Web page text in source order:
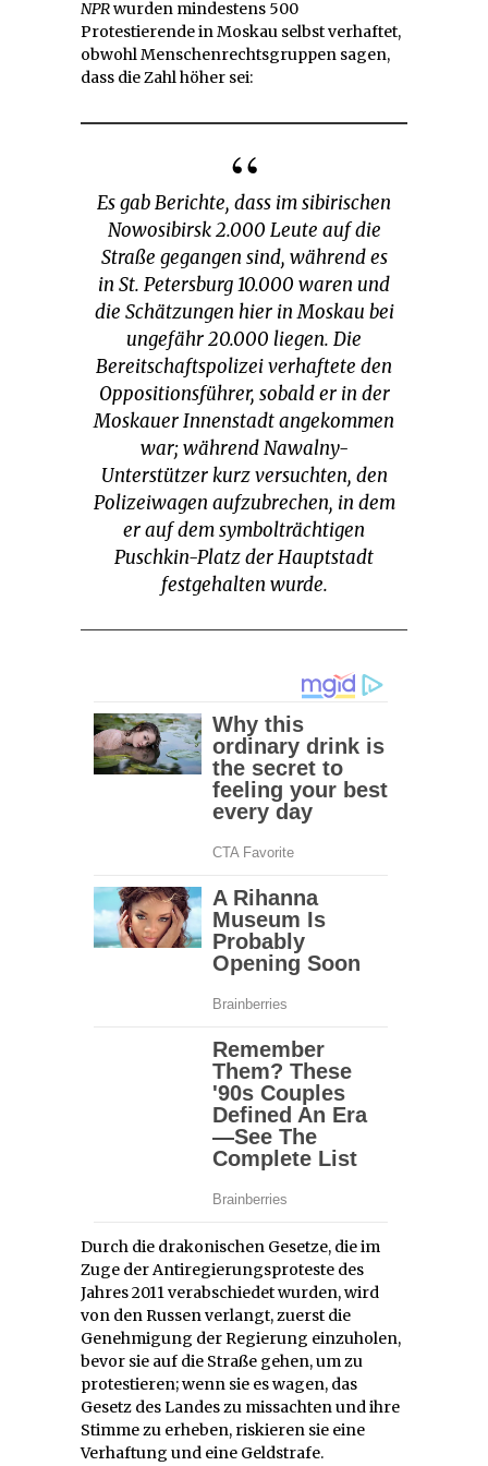
NPRwurden mindestens 500
Protestierende in Moskau selbst verhaftet,
obwohl Menschenrechtsgruppen sagen,
dass die Zahl höher sei:
Es gab Berichte, dass im sibirischen
Nowosibirsk 2.000 Leute auf die
Straße gegangen sind, während es
in St. Petersburg 10.000 waren und
die Schätzungen hier in Moskau bei
ungefähr 20.000 liegen. Die
Bereitschaftspolizei verhaftete den
Oppositionsführer, sobald er in der
Moskauer Innenstadt angekommen
war; während Nawalny-
Unterstützer kurz versuchten, den
Polizeiwagen aufzubrechen, in dem
er auf dem symbolträchtigen
Puschkin-Platz der Hauptstadt
festgehalten wurde.
Durch die drakonischen Gesetze, die im
Zuge der Antiregierungsproteste des
Jahres 2011 verabschiedet wurden, wird
von den Russen verlangt, zuerst die
Genehmigung der Regierung einzuholen,
bevor sie auf die Straße gehen, um zu
protestieren; wenn sie es wagen, das
Gesetz des Landes zu missachten und ihre
Stimme zu erheben, riskieren sie eine
Verhaftung und eine Geldstrafe.